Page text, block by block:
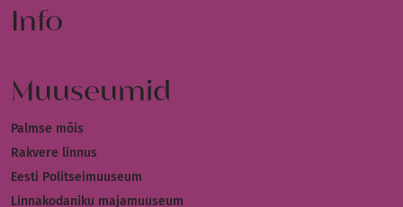
Info
Muuseumid
Palmse mõis
Rakvere linnus
Eesti Politseimuuseum
Linnakodaniku majamuuseum